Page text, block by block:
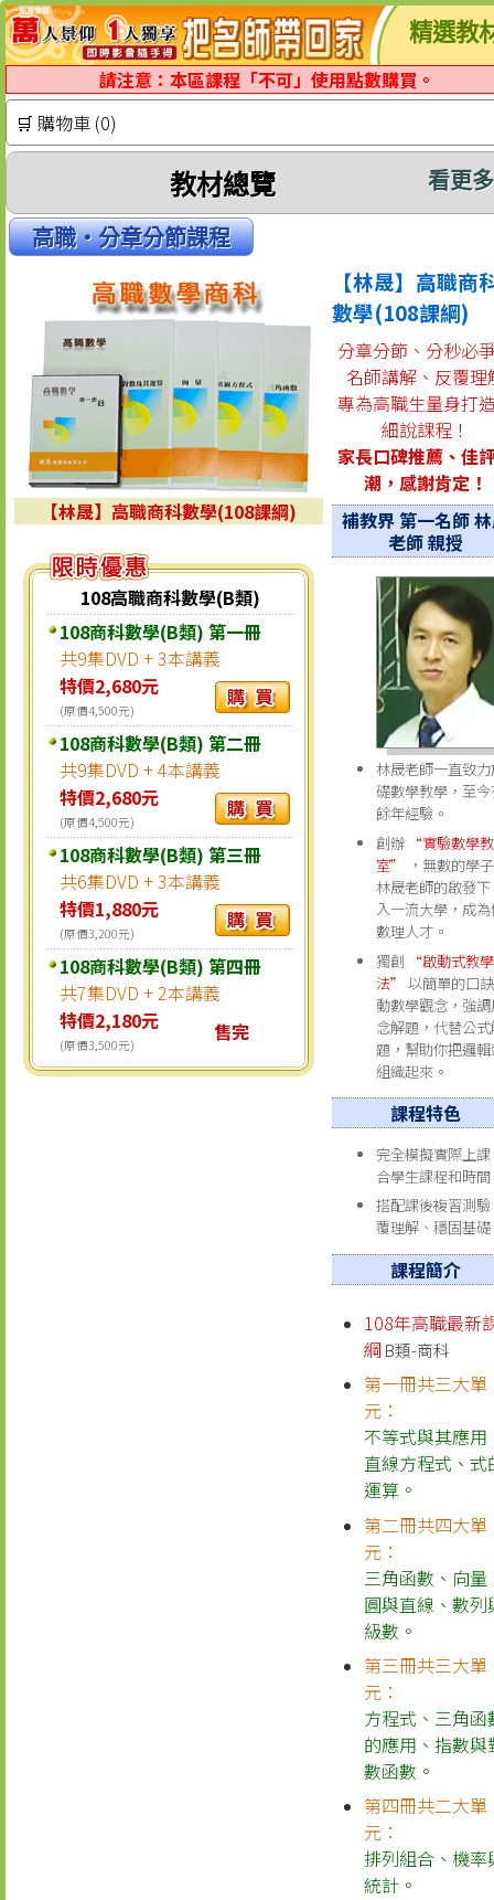
精選教
請注意：本區課程「不可」使用點數購買。
🛒 購物車 (0)
教材總覽 看更
高職‧分章分節課程
【林晟】高職商科數學(108課綱)
108高職商科數學(B類)
108商科數學(B類) 第一冊
共9集DVD + 3本講義
特價2,680元
(原價4,500元)
108商科數學(B類) 第二冊
共9集DVD + 4本講義
特價2,680元
(原價4,500元)
108商科數學(B類) 第三冊
共6集DVD + 3本講義
特價1,880元
(原價3,200元)
108商科數學(B類) 第四冊
共7集DVD + 2本講義
特價2,180元
(原價3,500元)
售完
【林晟】高職商
數學(108課綱)
分章分節、分秒必
名師講解、反覆理
專為高職生量身打
細說課程！
家長口碑推薦、佳
潮，感謝肯定！
補教界 第一名師
老師 親授
林晟老師一直致
礎數學教學，至
餘年經驗。
創辦 “實驗數學教
室”
，無數的學
林晟老師的啟發
入一流大學，成
數理人才。
獨創
“啟動式教學
法” 以簡單的口
動數學觀念，強
念解題，代替公
題，幫助你把邏
組織起來。
課程特色
完全模擬實際上
合學生課程和時
搭配課後複習測
覆理解、穩固基
課程簡介
108年高職最新
綱 B類-商科
第一冊共三大單
元：
不等式與其應用
直線方程式 、式
運算 。
第二冊共四大單
元：
三角函數 、 向量
圓與直線 、數列
級數 。
第三冊共三大單
元：
方程式 、 三角函
的應用 、指數與
數函數 。
第四冊共二大單
元：
排列組合 、 機率
統計 。